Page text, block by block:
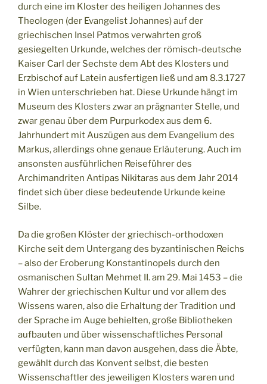
durch eine im Kloster des heiligen Johannes des
Theologen (der Evangelist Johannes) auf der
griechischen Insel Patmos verwahrten groß
gesiegelten Urkunde, welches der römisch-deutsche
Kaiser Carl der Sechste dem Abt des Klosters und
Erzbischof auf Latein ausfertigen ließ und am 8.3.1727
in Wien unterschrieben hat. Diese Urkunde hängt im
Museum des Klosters zwar an prägnanter Stelle, und
zwar genau über dem Purpurkodex aus dem 6.
Jahrhundert mit Auszügen aus dem Evangelium des
Markus, allerdings ohne genaue Erläuterung. Auch im
ansonsten ausführlichen Reiseführer des
Archimandriten Antipas Nikitaras aus dem Jahr 2014
findet sich über diese bedeutende Urkunde keine
Silbe.
Da die großen Klöster der griechisch-orthodoxen
Kirche seit dem Untergang des byzantinischen Reichs
– also der Eroberung Konstantinopels durch den
osmanischen Sultan Mehmet II. am 29. Mai 1453 – die
Wahrer der griechischen Kultur und vor allem des
Wissens waren, also die Erhaltung der Tradition und
der Sprache im Auge behielten, große Bibliotheken
aufbauten und über wissenschaftliches Personal
verfügten, kann man davon ausgehen, dass die Äbte,
gewählt durch das Konvent selbst, die besten
Wissenschaftler des jeweiligen Klosters waren und